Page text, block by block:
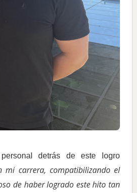
detrás de este logro
mi carrera, compatibilizando el
de haber logrado este hito tan